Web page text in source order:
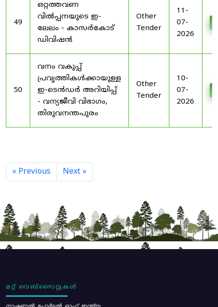
49
ഒറ്റത്തവണ
വിൽപ്പനയുടെ ഇ-
ലേലം - കാസർകോട്
ഡിവിഷൻ
Other
Tender
11-
07-
2026
50
വനം വകുപ്പ്
പ്രവൃത്തികൾക്കായുള്ള
ഇ-ടെൻഡർ അറിയിപ്പ്
- വന്യജീവി വിഭാഗം,
തിരുവനന്തപുരം
Other
Tender
10-
07-
2026
« Previous Next »
മറ്റ് വെബ്സൈറ്റുകൾ
നാഷണൽ പോർട്ടൽ ഓഫ് ഇന്ത്യ